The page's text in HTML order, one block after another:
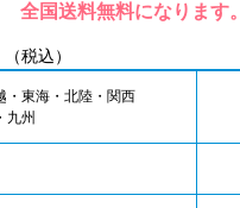
全国送料無料になります。
税込）
・東海・北陸・関西
九州